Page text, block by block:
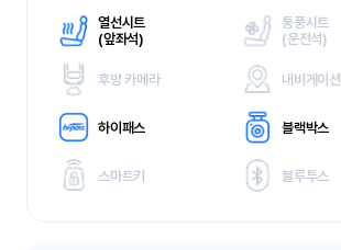
열선시트
(앞좌석)
통풍시트
(운전석)
후방 카메라 내비게이션
하이패스 블랙박스
스마트키 블루투스